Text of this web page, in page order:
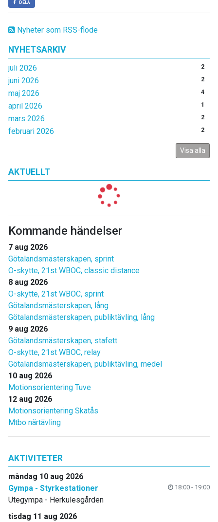
Nyheter som RSS-flöde
NYHETSARKIV
juli 2026 2
juni 2026 2
maj 2026 4
april 2026 1
mars 2026 2
februari 2026 2
Visa alla
AKTUELLT
Kommande händelser
7 aug 2026
Götalandsmästerskapen, sprint
O-skytte, 21st WBOC, classic distance
8 aug 2026
O-skytte, 21st WBOC, sprint
Götalandsmästerskapen, lång
Götalandsmästerskapen, publiktävling, lång
9 aug 2026
Götalandsmästerskapen, stafett
O-skytte, 21st WBOC, relay
Götalandsmästerskapen, publiktävling, medel
10 aug 2026
Motionsorientering Tuve
12 aug 2026
Motionsorientering Skatås
Mtbo närtävling
DELA
AKTIVITETER
måndag 10 aug 2026
Gympa - Styrkestationer
18:00 - 19:00
Utegympa - Herkulesgården
tisdag 11 aug 2026